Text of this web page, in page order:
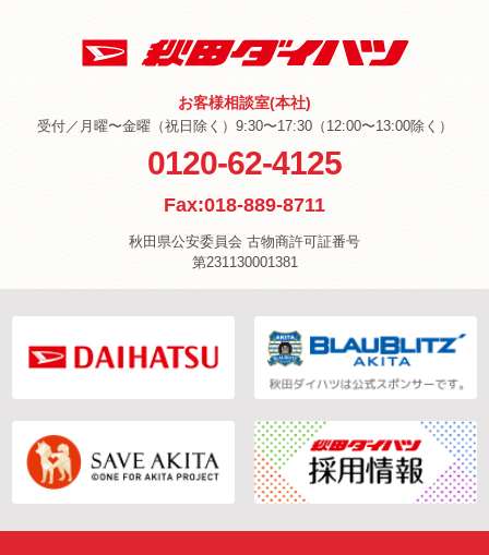
お客様相談室(本社)
受付／月曜〜金曜（祝日除く）9:30〜17:30（12:00〜13:00除く）
0120-62-4125
Fax:018-889-8711
秋田県公安委員会 古物商許可証番号
第231130001381